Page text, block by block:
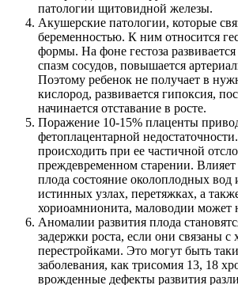
патологии щитовидной железы.
Акушерские патологии, которые
беременностью. К ним относится
формы. На фоне гестоза
спазм сосудов, повышается
Поэтому ребенок не получает в
кислород, развивается гипоксия,
начинается отставание в росте.
Поражение 10-15% плаценты
фетоплацентарной
происходить при ее частичной
преждевременном старении.
плода состояние околоплодных
истинных узлах, перетяжках, а
хориоамнионита, маловодии может
Аномалии развития плода
задержки роста, если они связаны
перестройками. Это могут быть
заболевания, как трисомия 13, 18
врожденные дефекты развития